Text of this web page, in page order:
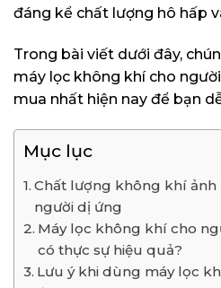
đáng kể chất lượng hô hấp
Trong bài viết dưới đây,
máy lọc không khí cho
mua nhất hiện nay để bạn
Mục lục
Chất lượng không khí
người dị ứng
Máy lọc không khí cho
có thực sự hiệu quả?
Lưu ý khi dùng máy lọc